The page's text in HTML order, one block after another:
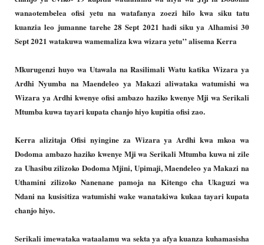
wanaotembelea ofisi yetu na watafanya zoezi hilo kwa siku tatu
kuanzia leo jumanne tarehe 28 Sept 2021 hadi siku ya Alhamisi 30
Sept 2021 watakuwa wamemaliza kwa wizara yetu’’ alisema Kerra
Mkurugenzi huyo wa Utawala na Rasilimali Watu katika Wizara ya
Ardhi Nyumba na Maendeleo ya Makazi aliwataka watumishi wa
Wizara ya Ardhi kwenye ofisi ambazo haziko kwenye Mji wa Serikali
Mtumba kuwa tayari kupata chanjo hiyo kupitia ofisi zao.
Kerra alizitaja Ofisi nyingine za Wizara ya Ardhi kwa mkoa wa
Dodoma ambazo haziko kwenye Mji wa Serikali Mtumba kuwa ni zile
za Uhasibu zilizoko Dodoma Mjini, Upimaji, Maendeleo ya Makazi na
Uthamini zilizoko Nanenane pamoja na Kitengo cha Ukaguzi wa
Ndani na kusisitiza watumishi wake wanatakiwa kukaa tayari kupata
chanjo hiyo.
Serikali imewataka wataalamu wa sekta ya afya kuanza kuhamasisha